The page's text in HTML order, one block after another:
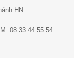
HN
08.33.44.55.54